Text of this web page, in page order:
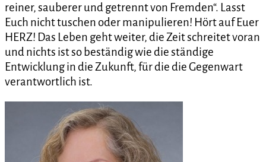
reiner, sauberer und getrennt von Fremden“. Lasst
Euch nicht tuschen oder manipulieren! Hört auf Euer
HERZ! Das Leben geht weiter, die Zeit schreitet voran
und nichts ist so beständig wie die ständige
Entwicklung in die Zukunft, für die die Gegenwart
verantwortlich ist.